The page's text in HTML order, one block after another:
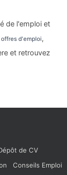
de l'emploi et
offres d'emploi,
et retrouvez
de CV
Conseils Emploi